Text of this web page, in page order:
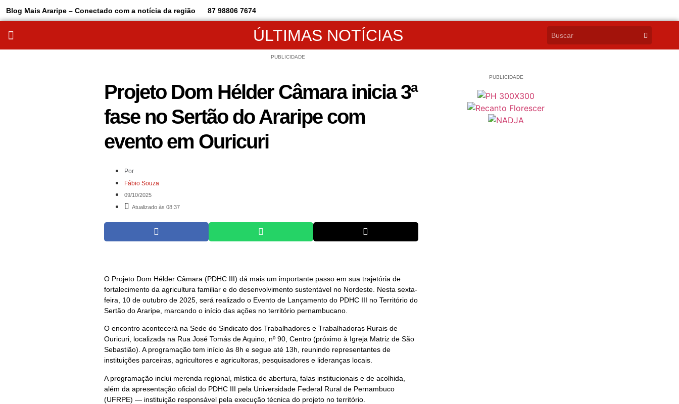
Blog Mais Araripe – Conectado com a notícia da região 87 98806 7674
ÚLTIMAS NOTÍCIAS
PUBLICIDADE
Projeto Dom Hélder Câmara inicia 3ª
fase no Sertão do Araripe com
evento em Ouricuri
Por
Fábio Souza
09/10/2025
Atualizado às 08:37
O Projeto Dom Hélder Câmara (PDHC III) dá mais um importante passo em sua trajetória de
fortalecimento da agricultura familiar e do desenvolvimento sustentável no Nordeste. Nesta sexta-
feira, 10 de outubro de 2025, será realizado o Evento de Lançamento do PDHC III no Território do
Sertão do Araripe, marcando o início das ações no território pernambucano.
O encontro acontecerá na Sede do Sindicato dos Trabalhadores e Trabalhadoras Rurais de
Ouricuri, localizada na Rua José Tomás de Aquino, nº 90, Centro (próximo à Igreja Matriz de São
Sebastião). A programação tem início às 8h e segue até 13h, reunindo representantes de
instituições parceiras, agricultores e agricultoras, pesquisadores e lideranças locais.
A programação inclui merenda regional, mística de abertura, falas institucionais e de acolhida,
além da apresentação oficial do PDHC III pela Universidade Federal Rural de Pernambuco
(UFRPE) — instituição responsável pela execução técnica do projeto no território.
PUBLICIDADE